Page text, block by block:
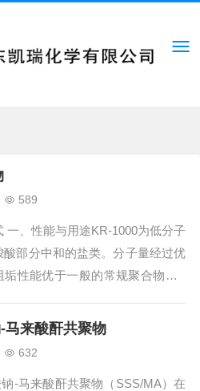
589
一、性能与用途KR-1000为低分子
酸部分中和的盐类。分子量经过优
垢性能优于一般的常规聚合物。K
于水中不沉淀，从而达到阻垢目
马来酸酐共聚物
632
-马来酸酐共聚物（SSS/MA）在